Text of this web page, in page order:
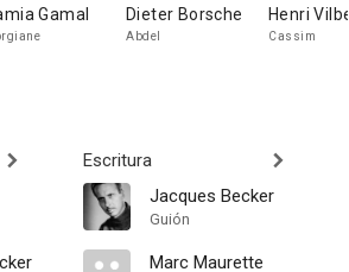
Gamal Dieter Borsche
Abdel
Henri
Cassim
Escritura
Jacques Becker
Guión
Marc Maurette